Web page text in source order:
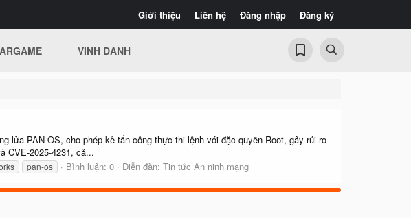
Giới thiệu Liên hệ Đăng nhập Đăng ký
VINH DANH
lửa PAN-OS, cho phép kẻ tấn công thực thi lệnh với đặc quyền Root, gây rủi ro
CVE-2025-4231, cả...
pan-os Bình luận: 0 Diễn đàn: Tin tức An ninh mạng